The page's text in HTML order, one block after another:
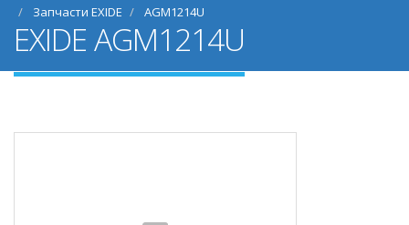
Запчасти EXIDE
AGM1214U
EXIDE AGM1214U